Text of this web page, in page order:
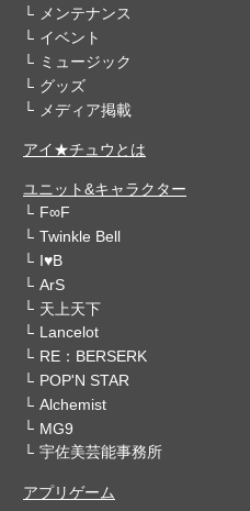
メンテナンス
イベント
ミュージック
グッズ
メディア掲載
アイ★チュウとは
ユニット&キャラクター
F∞F
Twinkle Bell
I♥B
ArS
天上天下
Lancelot
RE：BERSERK
POP'N STAR
Alchemist
MG9
宇佐美芸能事務所
アプリゲーム